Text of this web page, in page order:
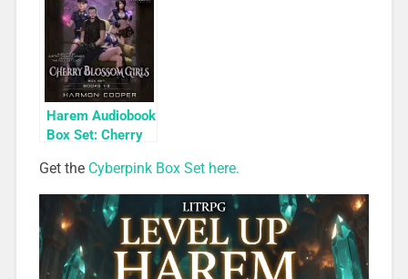
Rogue
Harem Audiobook
Box Set: Cherry
Books 1-3
Get the Cyberpink Box Set here.